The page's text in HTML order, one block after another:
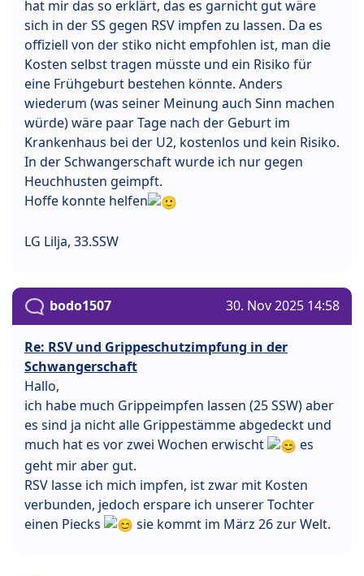
hat mir das so erklärt, das es garnicht gut wäre
sich in der SS gegen RSV impfen zu lassen. Da es
offiziell von der stiko nicht empfohlen ist, man die
Kosten selbst tragen müsste und ein Risiko für
eine Frühgeburt bestehen könnte. Anders
wiederum (was seiner Meinung auch Sinn machen
würde) wäre paar Tage nach der Geburt im
Krankenhaus bei der U2, kostenlos und kein Risiko.
In der Schwangerschaft wurde ich nur gegen
Heuchhusten geimpft.
Hoffe konnte helfen
LG Lilja, 33.SSW
bodo1507 30. Nov 2025 14:58
Re: RSV und Grippeschutzimpfung in der
Schwangerschaft
Hallo,
ich habe much Grippeimpfen lassen (25 SSW) aber
es sind ja nicht alle Grippestämme abgedeckt und
much hat es vor zwei Wochen erwischt
es
geht mir aber gut.
RSV lasse ich mich impfen, ist zwar mit Kosten
verbunden, jedoch erspare ich unserer Tochter
einen Piecks
sie kommt im März 26 zur Welt.